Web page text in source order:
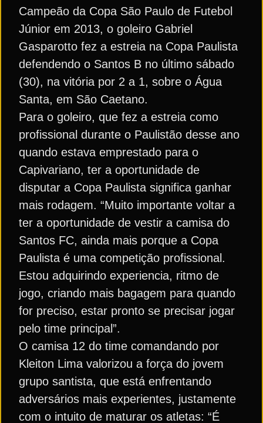
Campeão da Copa São Paulo de Futebol
Júnior em 2013, o goleiro Gabriel
Gasparotto fez a estreia na Copa Paulista
defendendo o Santos B no último sábado
(30), na vitória por 2 a 1, sobre o Água
Santa, em São Caetano.
Para o goleiro, que fez a estreia como
profissional durante o Paulistão desse ano
quando estava emprestado para o
Capivariano, ter a oportunidade de
disputar a Copa Paulista significa ganhar
mais rodagem. “Muito importante voltar a
ter a oportunidade de vestir a camisa do
Santos FC, ainda mais porque a Copa
Paulista é uma competição profissional.
Estou adquirindo experiencia, ritmo de
jogo, criando mais bagagem para quando
for preciso, estar pronto se precisar jogar
pelo time principal”.
O camisa 12 do time comandando por
Kleiton Lima valorizou a força do jovem
grupo santista, que está enfrentando
adversários mais experientes, justamente
com o intuito de maturar os atletas: “É